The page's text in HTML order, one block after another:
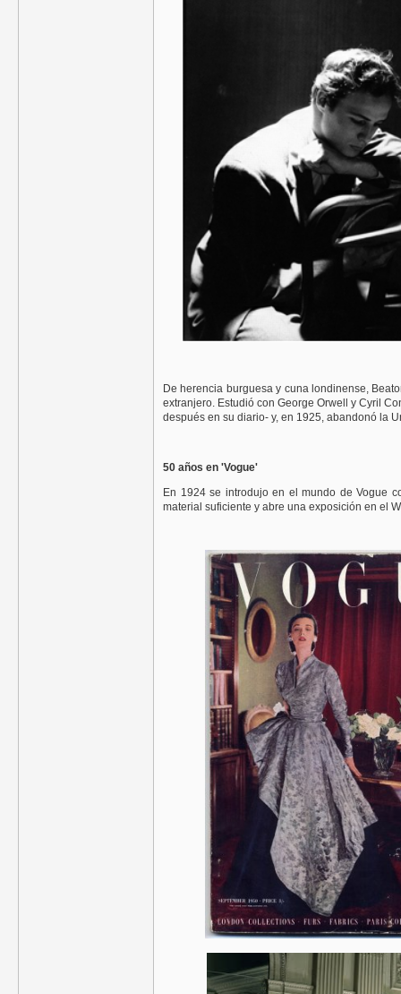
De herencia burguesa y cuna londinense,
extranjero. Estudió con George Orwell y Cyril
después en su diario- y, en 1925, abandonó la
50 años en 'Vogue'
En 1924 se introdujo en el mundo de Vogue
material suficiente y abre una exposición en el